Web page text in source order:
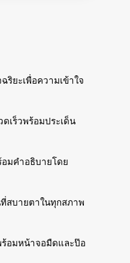
ริยะเพื่อความเข้าใจ
เร็วพร้อมประเด็น
อมคำอธิบายโดย
สบายตาในทุกสภาพ
อมหน้าจอมืดและป๊อ